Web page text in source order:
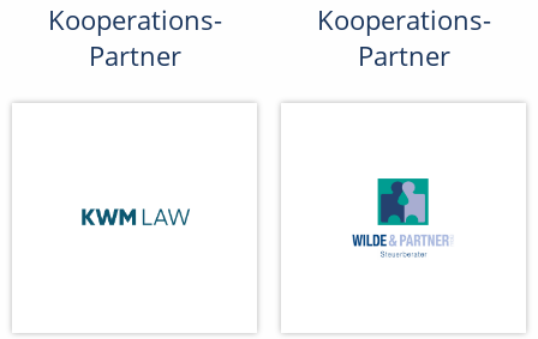
Kooperations-
Partner
Kooperations-
Partner